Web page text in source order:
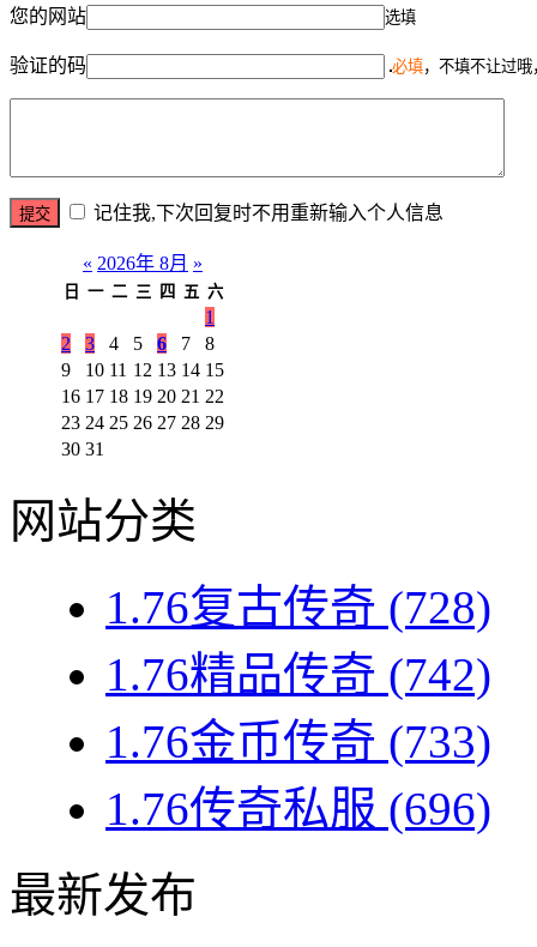
您的网站 选填
验证的码 必填，不填不让过
记住我,下次回复时不用重新输入个人信息
« 2026年 8月 »
日 一 二 三 四 五 六
1
2
3 4 5 6 7
8
9
10 11 12 13 14 15
16 17 18 19 20 21 22
23 24 25 26 27 28 29
30 31
网站分类
1.76复古传奇 (728)
1.76精品传奇 (742)
1.76金币传奇 (733)
1.76传奇私服 (696)
最新发布